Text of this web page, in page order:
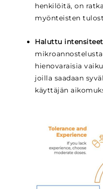
henkilöitä, on
myönteisten
Haluttu
hienovaraisia
joilla saadaan
käyttäjän